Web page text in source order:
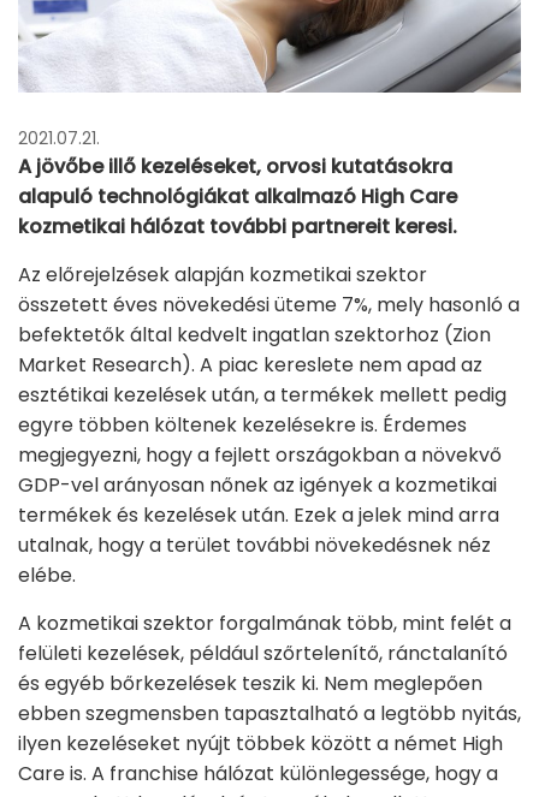
2021.07.21.
A jövőbe illő kezeléseket, orvosi kutatásokra
alapuló technológiákat alkalmazó High Care
kozmetikai hálózat további partnereit keresi.
Az előrejelzések alapján kozmetikai szektor
összetett éves növekedési üteme 7%, mely hasonló a
befektetők által kedvelt ingatlan szektorhoz (Zion
Market Research). A piac kereslete nem apad az
esztétikai kezelések után, a termékek mellett pedig
egyre többen költenek kezelésekre is. Érdemes
megjegyezni, hogy a fejlett országokban a növekvő
GDP-vel arányosan nőnek az igények a kozmetikai
termékek és kezelések után. Ezek a jelek mind arra
utalnak, hogy a terület további növekedésnek néz
elébe.
A kozmetikai szektor forgalmának több, mint felét a
felületi kezelések, például szőrtelenítő, ránctalanító
és egyéb bőrkezelések teszik ki. Nem meglepően
ebben szegmensben tapasztalható a legtöbb nyitás,
ilyen kezeléseket nyújt többek között a német High
Care is. A franchise hálózat különlegessége, hogy a